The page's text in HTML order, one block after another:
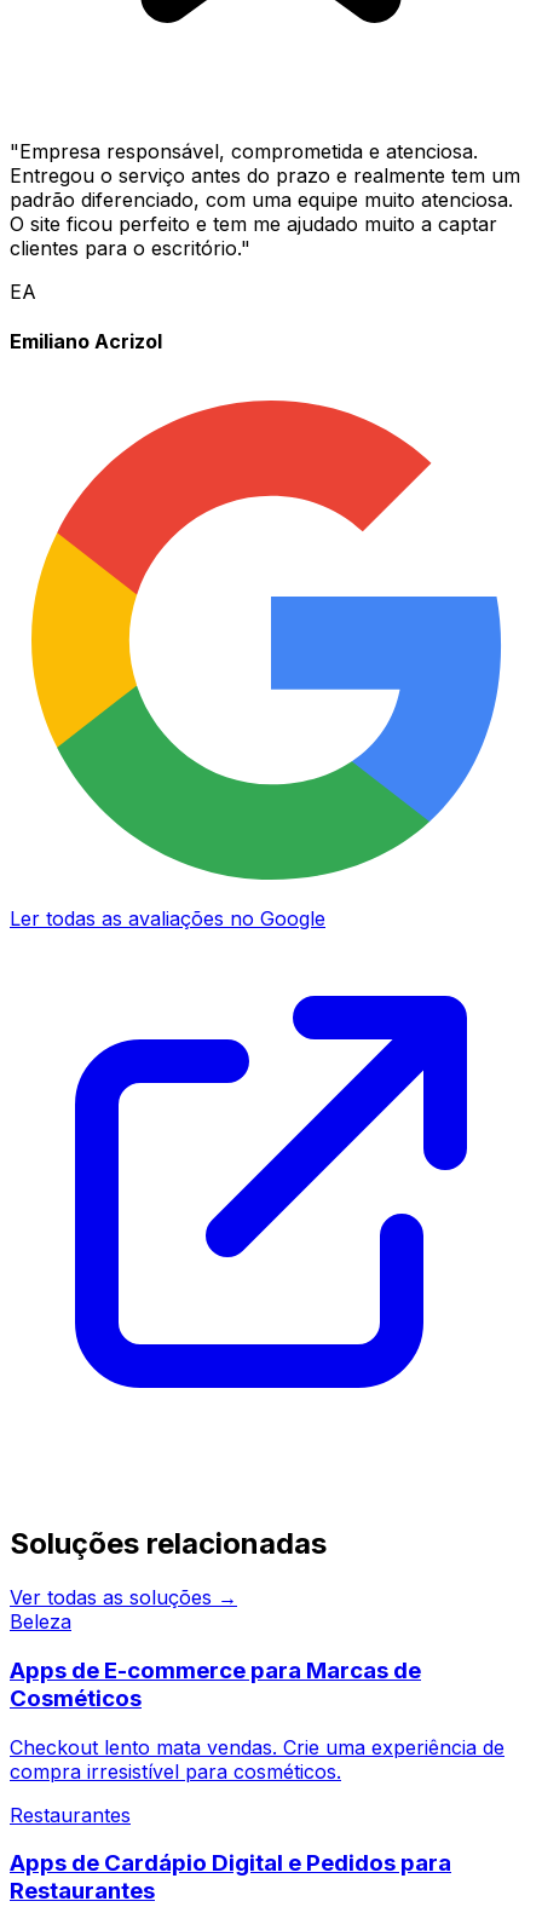
"Empresa responsável, comprometida e atenciosa.
Entregou o serviço antes do prazo e realmente tem um
padrão diferenciado, com uma equipe muito atenciosa.
O site ficou perfeito e tem me ajudado muito a captar
clientes para o escritório."
EA
Emiliano Acrizol
Ler todas as avaliações no Google
Soluções relacionadas
Ver todas as soluções →
Beleza
Apps de E-commerce para Marcas de
Cosméticos
Checkout lento mata vendas. Crie uma experiência de
compra irresistível para cosméticos.
Restaurantes
Apps de Cardápio Digital e Pedidos para
Restaurantes